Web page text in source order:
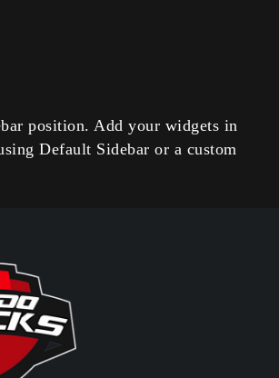
position. Add your widgets in
Default Sidebar or a custom